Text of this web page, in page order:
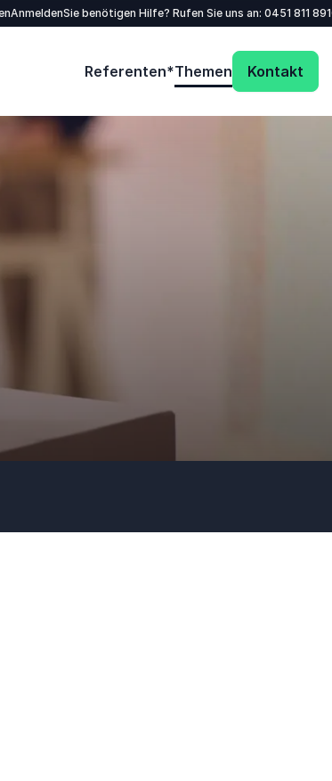
AnmeldenSie benötigen Hilfe? Rufen Sie uns an: 0451 811
Referenten*Themen Kontakt
E-Mail*
Telefon